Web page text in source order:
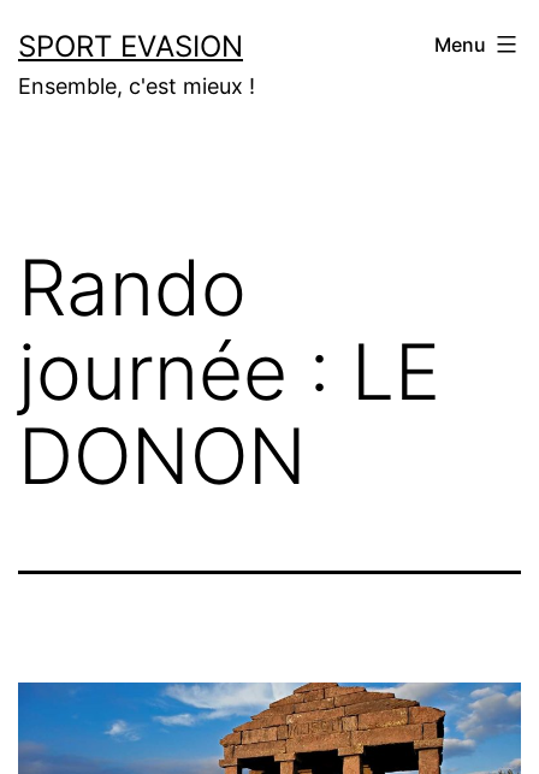
au
contenu
SPORT EVASION
Ensemble, c'est mieux !
Menu
Rando
journée : LE
DONON